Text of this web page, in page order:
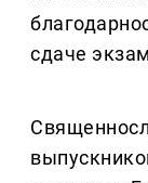
сдаче